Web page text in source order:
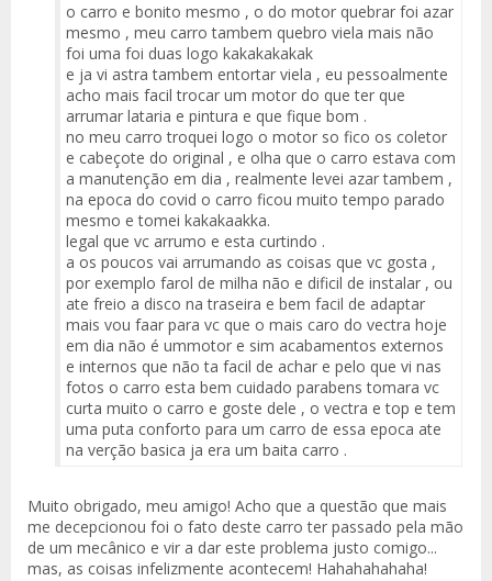
o carro e bonito mesmo , o do motor quebrar foi azar
mesmo , meu carro tambem quebro viela mais não
foi uma foi duas logo kakakakakak
e ja vi astra tambem entortar viela , eu pessoalmente
acho mais facil trocar um motor do que ter que
arrumar lataria e pintura e que fique bom .
no meu carro troquei logo o motor so fico os coletor
e cabeçote do original , e olha que o carro estava com
a manutenção em dia , realmente levei azar tambem ,
na epoca do covid o carro ficou muito tempo parado
mesmo e tomei kakakaakka.
legal que vc arrumo e esta curtindo .
a os poucos vai arrumando as coisas que vc gosta ,
por exemplo farol de milha não e dificil de instalar , ou
ate freio a disco na traseira e bem facil de adaptar
mais vou faar para vc que o mais caro do vectra hoje
em dia não é ummotor e sim acabamentos externos
e internos que não ta facil de achar e pelo que vi nas
fotos o carro esta bem cuidado parabens tomara vc
curta muito o carro e goste dele , o vectra e top e tem
uma puta conforto para um carro de essa epoca ate
na verção basica ja era um baita carro .
Muito obrigado, meu amigo! Acho que a questão que mais
me decepcionou foi o fato deste carro ter passado pela mão
de um mecânico e vir a dar este problema justo comigo...
mas, as coisas infelizmente acontecem! Hahahahahaha!